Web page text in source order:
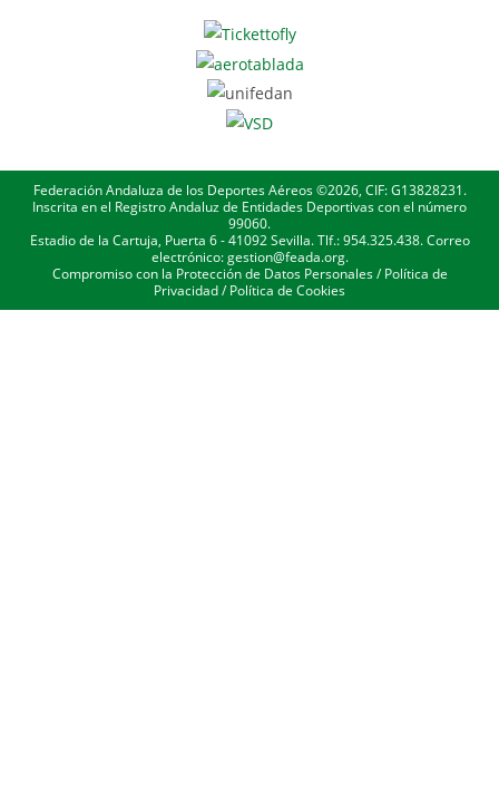
Federación Andaluza de los Deportes Aéreos ©2026, CIF: G13828231.
Inscrita en el Registro Andaluz de Entidades Deportivas con el número
99060.
Estadio de la Cartuja, Puerta 6 - 41092 Sevilla. Tlf.: 954.325.438. Correo
electrónico: gestion@feada.org.
Compromiso con la Protección de Datos Personales/Política de
Privacidad/Política de Cookies